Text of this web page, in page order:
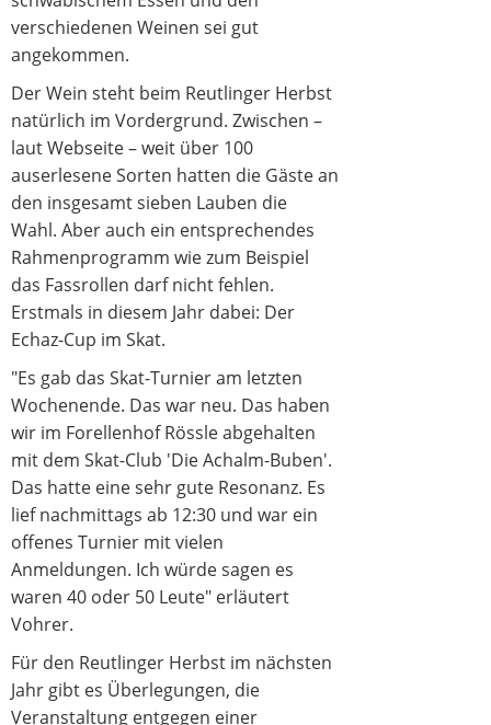
verschiedenen Weinen sei gut
angekommen.
Der Wein steht beim Reutlinger Herbst
natürlich im Vordergrund. Zwischen –
laut Webseite – weit über 100
auserlesene Sorten hatten die Gäste an
den insgesamt sieben Lauben die
Wahl. Aber auch ein entsprechendes
Rahmenprogramm wie zum Beispiel
das Fassrollen darf nicht fehlen.
Erstmals in diesem Jahr dabei: Der
Echaz-Cup im Skat.
"Es gab das Skat-Turnier am letzten
Wochenende. Das war neu. Das haben
wir im Forellenhof Rössle abgehalten
mit dem Skat-Club 'Die Achalm-Buben'.
Das hatte eine sehr gute Resonanz. Es
lief nachmittags ab 12:30 und war ein
offenes Turnier mit vielen
Anmeldungen. Ich würde sagen es
waren 40 oder 50 Leute" erläutert
Vohrer.
Für den Reutlinger Herbst im nächsten
Jahr gibt es Überlegungen, die
Veranstaltung entgegen einer